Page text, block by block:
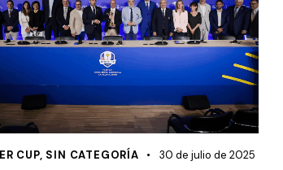
CUP, SIN CATEGORÍA 30 de julio de 2025